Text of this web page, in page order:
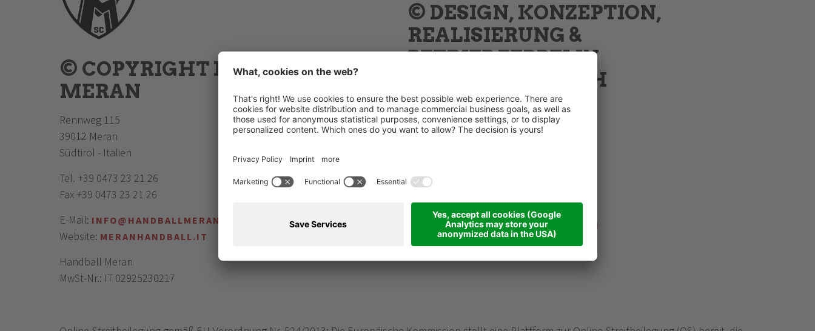
© COPYRIGHT HANDBALL
MERAN
Rennweg 115
39012 Meran
Südtirol - Italien
Tel. +39 0473 23 21 26
Fax +39 0473 23 21 26
E-Mail: INFO@HANDBALLMERAN.IT
Website: MERANHANDBALL.IT
Handball Meran
MwSt-Nr.: IT 02925230217
© DESIGN, KONZEPTION,
REALISIERUNG &
BETRIEBZEPPELIN
CORPORATE GMBH
Kuperionstr. 34
I-39012 Meran
Fax +39 0473 49 86 01
E-Mail: INFO@ZEPPELIN-GROUP.COM
Website:WWW.ZEPPELIN-GROUP.COM
MwSt-Nr.: IT03303380210